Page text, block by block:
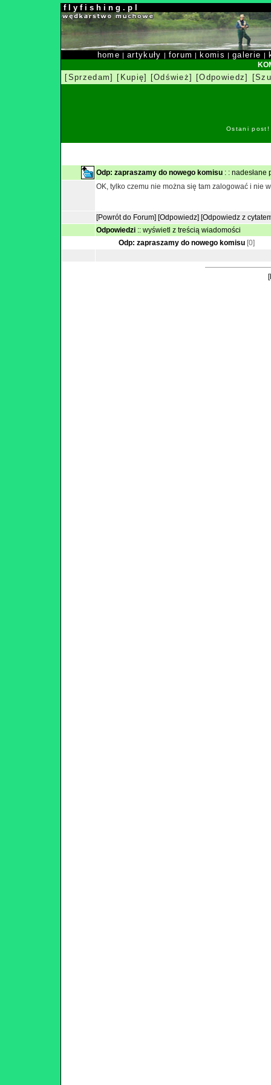
f l y f i s h i n g . p l
home |artykuły | forum | komis |galerie |
[Sprzedam] [Kupię] [Odśwież] [Odpowiedz]
Ostani post!
Odp: zapraszamy do nowego komisu : : nadesłane
OK, tylko czemu nie można się tam zalogować i nie
[Powrót do Forum] [Odpowiedz] [Odpowiedz z
Odpowiedzi :: wyświetl z treścią wiadomości
Odp: zapraszamy do nowego komisu [0]